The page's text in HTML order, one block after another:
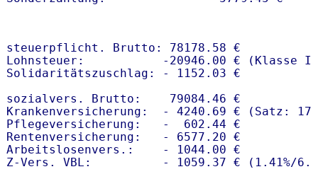
steuerpflicht. Brutto: 78178.58 €
Lohnsteuer:           -20946.00 € (Klasse I)
Solidaritätszuschlag: - 1152.03 €
sozialvers. Brutto:    79084.46 €
Krankenversicherung:  - 4240.69 € (Satz:
Pflegeversicherung:   -  602.44 €
Rentenversicherung:   - 6577.20 €
Arbeitslosenvers.:    - 1044.00 €
Z-Vers. VBL:          - 1059.37 € ( 1.41%/